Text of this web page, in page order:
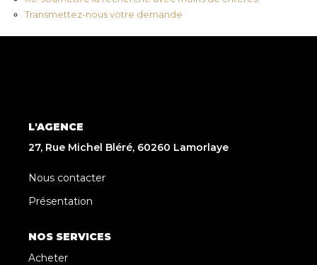
CONTACT
Transmettez-nous votre demande
L'AGENCE
27, Rue Michel Bléré, 60260 Lamorlaye
Nous contacter
Présentation
NOS SERVICES
Acheter